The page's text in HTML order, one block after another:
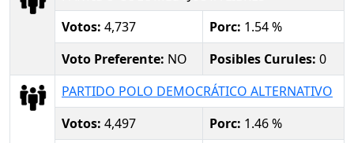
Votos: 4,737 Porc: 1.54 %
Voto Preferente: NO Posibles Curules: 0
PARTIDO POLO DEMOCRÁTICO ALTERNATIVO
Votos: 4,497 Porc: 1.46 %